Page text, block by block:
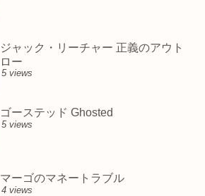
ジャック・リーチャー 正義のアウト
ロー
5 views
ゴーステッド Ghosted
5 views
マーゴのマネートラブル
4 views